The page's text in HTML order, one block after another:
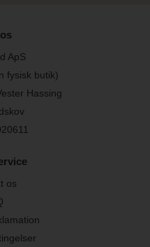
ApS
fysisk butik)
Hassing
os